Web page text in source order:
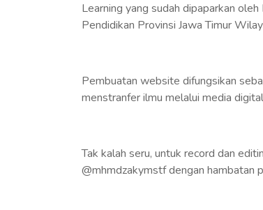
Learning yang sudah dipaparkan
Pendidikan Provinsi Jawa Timur
Pembuatan website difungsikan
menstranfer ilmu melalui media
Tak kalah seru, untuk record dan
@mhmdzakymstf dengan hambatan